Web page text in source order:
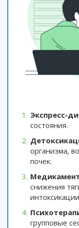
Экспресс-
состояния.
организма,
почек.
снижения
групповые